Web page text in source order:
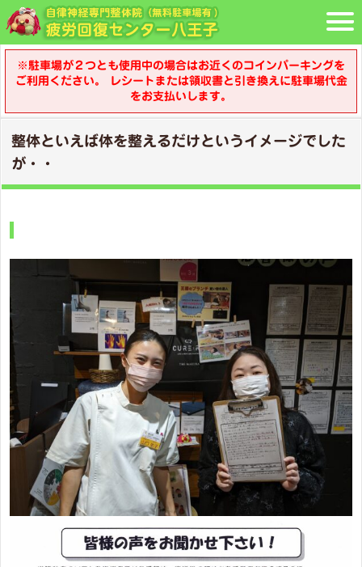
※駐車場が２つとも使用中の場合はお近くのコインパーキングを
ご利用ください。 レシートまたは領収書と引き換えに駐車場代金
をお支払いします。
整体といえば体を整えるだけというイメージでした
が・・